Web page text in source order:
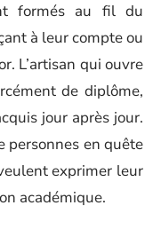
formés au fil du
à leur compte ou
L’artisan qui ouvre
de diplôme,
jour après jour.
personnes en quête
exprimer leur
académique.